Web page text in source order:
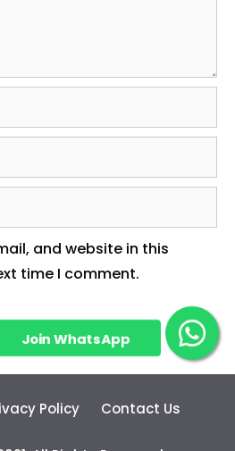
and website in this
time I comment.
Policy Contact Us
Join WhatsApp